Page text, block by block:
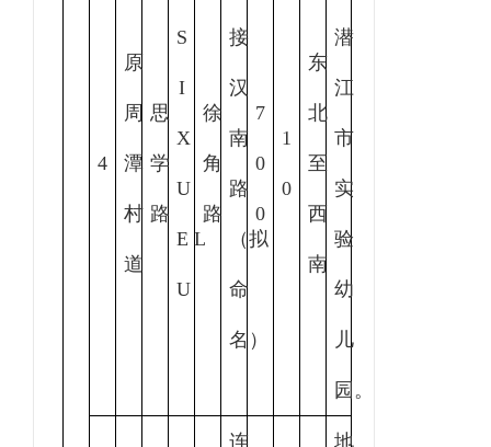
4
原
周
潭
村
道
思
学
路
S
I
X
U
E L
U
徐
角
路
接
汉
南
路
（拟
命
名）
7
0
0
1
0
东
北
至
西
南
潜
江
市
实
验
幼
儿
园。
连 地